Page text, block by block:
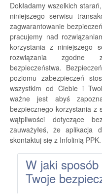
Dokładamy wszelkich
niniejszego serwisu
zagwarantowanie
pracujemy nad
korzystania z niniejszego
rozwiązania zgodne
bezpieczeństwa.
poziomu zabezpieczeń
wszystkim od Ciebie i
ważne jest abyś
bezpiecznego korzystania z
wątpliwości dotyczące
zauważyłeś, że aplikacja
skontaktuj się z Infolinią PPK.
W jaki
Twoje